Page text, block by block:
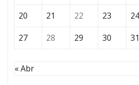
20
21 22 23 24
27
28 29 30 31
« Abr